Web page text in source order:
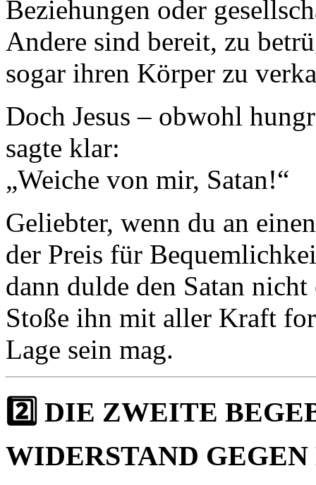
Beziehungen oder
Andere sind bereit, zu
sogar ihren Körper zu
Doch Jesus – obwohl
sagte klar:
„Weiche von mir, Satan!“
Geliebter, wenn du an
der Preis für
dann dulde den Satan
Stoße ihn mit aller Kraft
Lage sein mag.
2️⃣ DIE ZWEITE
WIDERSTAND